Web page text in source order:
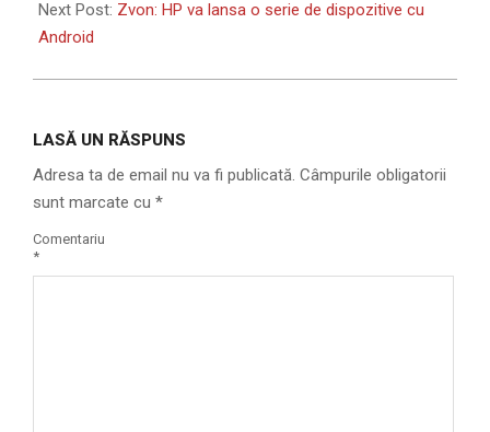
Next Post: Zvon: HP va lansa o serie de dispozitive cu
Android
LASĂ UN RĂSPUNS
Adresa ta de email nu va fi publicată. Câmpurile obligatorii
sunt marcate cu *
Comentariu
*